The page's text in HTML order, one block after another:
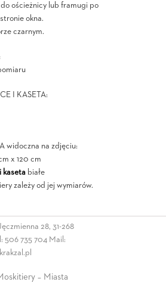
ościeżnicy lub framugi po
okna.
czarnym.
I KASETA:
widoczna na zdjęciu:
x 120 cm
kasetabiałe
zależy od jej wymiarów.
28, 31-268
506 735 704 Mail:
– Miasta